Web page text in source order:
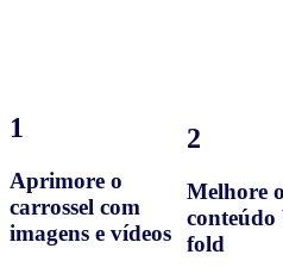
1
Aprimore o
carrossel com
imagens e vídeos
2
Melhore o
conteúdo
fold